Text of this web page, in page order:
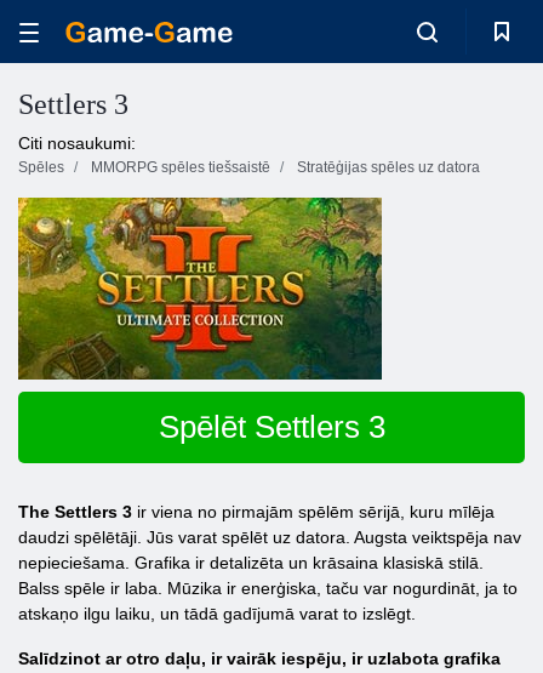
Settlers 3
Citi nosaukumi:
Spēles MMORPG spēles tiešsaistē Stratēģijas spēles uz datora
Spēlēt Settlers 3
The Settlers 3 ir viena no pirmajām spēlēm sērijā, kuru mīlēja
daudzi spēlētāji. Jūs varat spēlēt uz datora. Augsta veiktspēja nav
nepieciešama. Grafika ir detalizēta un krāsaina klasiskā stilā.
Balss spēle ir laba. Mūzika ir enerģiska, taču var nogurdināt, ja to
atskaņo ilgu laiku, un tādā gadījumā varat to izslēgt.
Salīdzinot ar otro daļu, ir vairāk iespēju, ir uzlabota grafika